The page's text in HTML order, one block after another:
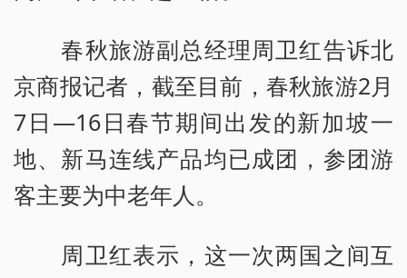
春秋旅游副总经理周卫红告诉北
京商报记者，截至目前，春秋旅游2月
7日—16日春节期间出发的新加坡一
地、新马连线产品均已成团，参团游
客主要为中老年人。
周卫红表示，这一次两国之间互